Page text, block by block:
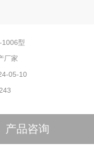
1006型
厂家
05-10
产品咨询